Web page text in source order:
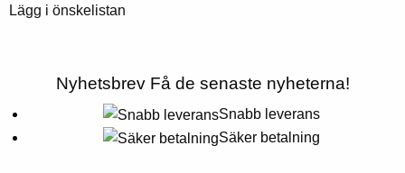
Lägg i önskelistan
NyhetsbrevFå de senaste nyheterna!
Snabb leverans
Säker betalning